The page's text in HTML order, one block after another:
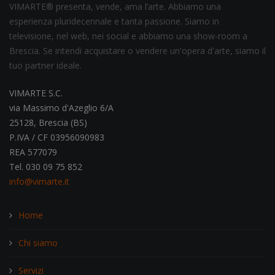
VIMARTE® presenta, vende, ama l’arte. Abbiamo una
esperienza pluridecennale e tanta passione. Siamo in
televisione, nel web, nei social e abbiamo una show-room a
Brescia. Se intendi acquistare o vendere un'opera d'arte, siamo il
tuo partner ideale.
VIMARTE S.C.
via Massimo d'Azeglio 6/A
25128, Brescia (BS)
P.IVA / CF 03956090983
REA 577079
Tel. 030 09 75 852
info@vimarte.it
Home
Chi siamo
Servizi